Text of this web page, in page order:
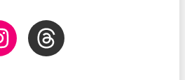
Threads